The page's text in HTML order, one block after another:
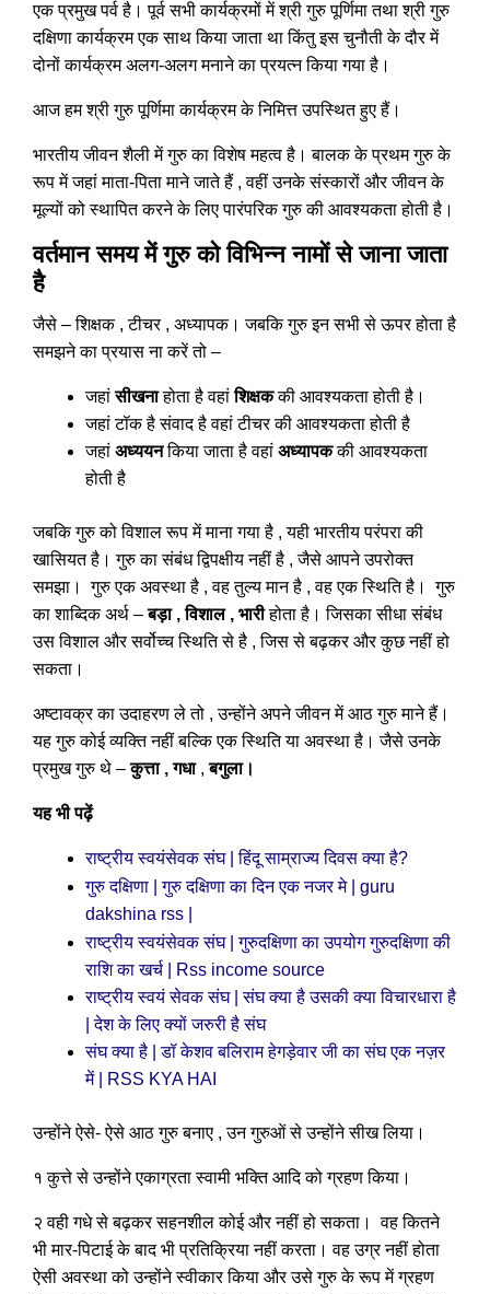
एक प्रमुख पर्व है। पूर्व सभी कार्यक्रमों में श्री गुरु पूर्णिमा तथा श्री गुरु
दक्षिणा कार्यक्रम एक साथ किया जाता था किंतु इस चुनौती के दौर में
दोनों कार्यक्रम अलग-अलग मनाने का प्रयत्न किया गया है।
आज हम श्री गुरु पूर्णिमा कार्यक्रम के निमित्त उपस्थित हुए हैं।
भारतीय जीवन शैली में गुरु का विशेष महत्व है। बालक के प्रथम गुरु के
रूप में जहां माता-पिता माने जाते हैं , वहीं उनके संस्कारों और जीवन के
मूल्यों को स्थापित करने के लिए पारंपरिक गुरु की आवश्यकता होती है।
वर्तमान समय में गुरु को विभिन्न नामों से जाना जाता
है
जैसे – शिक्षक , टीचर , अध्यापक। जबकि गुरु इन सभी से ऊपर होता है
समझने का प्रयास ना करें तो –
जहांसीखनाहोता है वहांशिक्षककी आवश्यकता होती है।
जहां टॉक है संवाद है वहां टीचर की आवश्यकता होती है
जहां अध्ययनकिया जाता है वहां अध्यापककी आवश्यकता
होती है
जबकि गुरु को विशाल रूप में माना गया है , यही भारतीय परंपरा की
खासियत है। गुरु का संबंध द्विपक्षीय नहीं है , जैसे आपने उपरोक्त
समझा। गुरु एक अवस्था है , वह तुल्य मान है , वह एक स्थिति है। गुरु
का शाब्दिक अर्थ –बड़ा , विशाल , भारीहोता है। जिसका सीधा संबंध
उस विशाल और सर्वोच्च स्थिति से है , जिस से बढ़कर और कुछ नहीं हो
सकता।
अष्टावक्र का उदाहरण ले तो , उन्होंने अपने जीवन में आठ गुरु माने हैं।
यह गुरु कोई व्यक्ति नहीं बल्कि एक स्थिति या अवस्था है। जैसे उनके
प्रमुख गुरु थे –कुत्ता , गधा,बगुला।
यह भी पढ़ें
राष्ट्रीय स्वयंसेवक संघ |हिंदू साम्राज्य दिवस क्या है?
गुरु दक्षिणा | गुरु दक्षिणा का दिन एक नजर मे | guru
dakshina rss |
राष्ट्रीय स्वयंसेवक संघ | गुरुदक्षिणा का उपयोग गुरुदक्षिणा की
राशि का खर्च | Rss income source
राष्ट्रीय स्वयं सेवक संघ | संघ क्या है उसकी क्या विचारधारा है
| देश के लिए क्यों जरुरी है संघ
संघ क्या है | डॉ केशव बलिराम हेगड़ेवार जी का संघ एक नज़र
में | RSS KYA HAI
उन्होंने ऐसे- ऐसे आठ गुरु बनाए , उन गुरुओं से उन्होंने सीख लिया।
१ कुत्ते से उन्होंने एकाग्रता स्वामी भक्ति आदि को ग्रहण किया।
२ वही गधे से बढ़कर सहनशील कोई और नहीं हो सकता। वह कितने
भी मार-पिटाई के बाद भी प्रतिक्रिया नहीं करता। वह उग्र नहीं होता
ऐसी अवस्था को उन्होंने स्वीकार किया और उसे गुरु के रूप में ग्रहण